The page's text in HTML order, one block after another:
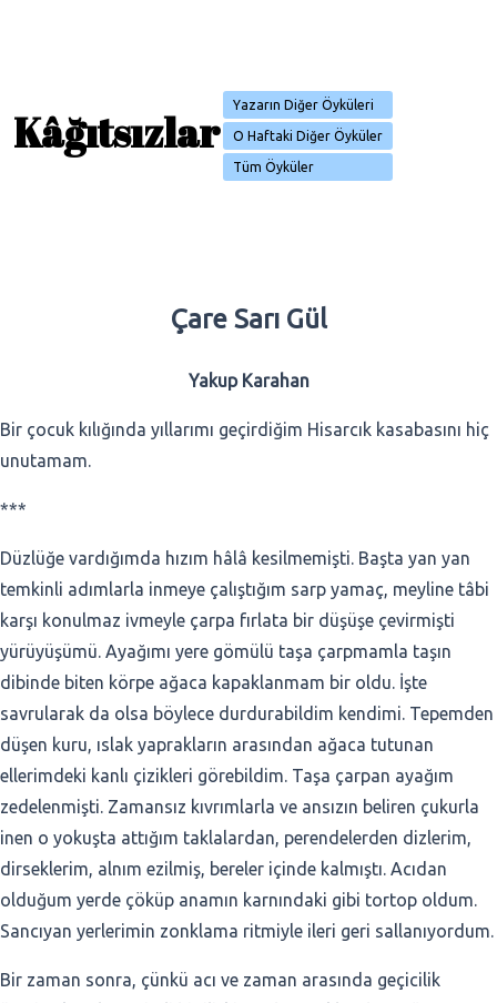
Kâğıtsızlar
Yazarın Diğer Öyküleri
O Haftaki Diğer Öyküler
Tüm Öyküler
Çare Sarı Gül
Yakup Karahan
Bir çocuk kılığında yıllarımı geçirdiğim Hisarcık kasabasını hiç
unutamam.
***
Düzlüğe vardığımda hızım hâlâ kesilmemişti. Başta yan yan
temkinli adımlarla inmeye çalıştığım sarp yamaç, meyline tâbi
karşı konulmaz ivmeyle çarpa fırlata bir düşüşe çevirmişti
yürüyüşümü. Ayağımı yere gömülü taşa çarpmamla taşın
dibinde biten körpe ağaca kapaklanmam bir oldu. İşte
savrularak da olsa böylece durdurabildim kendimi. Tepemden
düşen kuru, ıslak yaprakların arasından ağaca tutunan
ellerimdeki kanlı çizikleri görebildim. Taşa çarpan ayağım
zedelenmişti. Zamansız kıvrımlarla ve ansızın beliren çukurla
inen o yokuşta attığım taklalardan, perendelerden dizlerim,
dirseklerim, alnım ezilmiş, bereler içinde kalmıştı. Acıdan
olduğum yerde çöküp anamın karnındaki gibi tortop oldum.
Sancıyan yerlerimin zonklama ritmiyle ileri geri sallanıyordum.
Bir zaman sonra, çünkü acı ve zaman arasında geçicilik